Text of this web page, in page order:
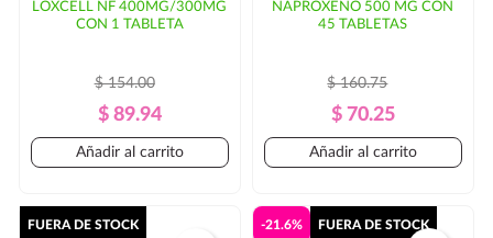
LOXCELL NF 400MG/300MG
CON 1 TABLETA
Precio
Regular
$ 154.00
Precio
$ 89.94
Añadir al carrito
NAPROXENO 500 MG CON
45 TABLETAS
Precio
Regular
$ 160.75
Precio
$ 70.25
Añadir al carrito
FUERA DE STOCK -21.6% FUERA DE STOCK